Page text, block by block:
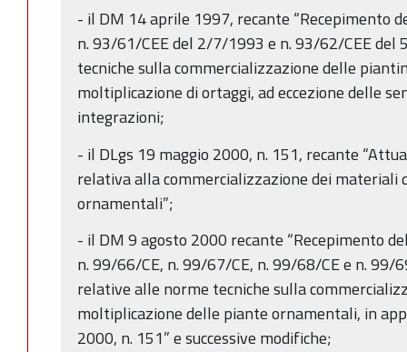
- il DM 14 aprile 1997, recante “Recepimento
n. 93/61/CEE del 2/7/1993 e n. 93/62/CEE
tecniche sulla commercializzazione delle
moltiplicazione di ortaggi, ad eccezione delle
integrazioni;
- il DLgs 19 maggio 2000, n. 151, recante
relativa alla commercializzazione dei
ornamentali”;
- il DM 9 agosto 2000 recante “Recepimento
n. 99/66/CE, n. 99/67/CE, n. 99/68/CE e n. 99/
relative alle norme tecniche sulla
moltiplicazione delle piante ornamentali, in
2000, n. 151” e successive modifiche;